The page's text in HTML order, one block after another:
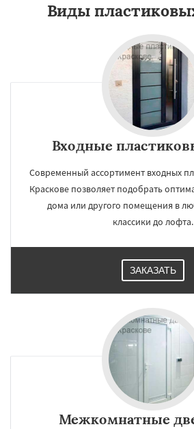
Виды
Входные
Современный ассортимент входных
Краскове позволяет подобрать
дома или другого помещения в
классики до лофта.
ЗАКАЗАТЬ
Межкомнатные